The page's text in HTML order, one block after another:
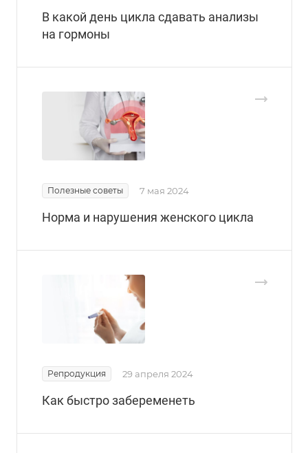
В какой день цикла сдавать анализы
на гормоны
Полезные советы 7 мая 2024
Норма и нарушения женского цикла
Репродукция 29 апреля 2024
Как быстро забеременеть